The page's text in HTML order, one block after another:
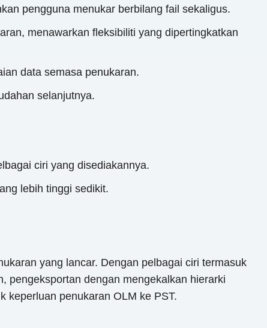
pengguna menukar berbilang fail sekaligus.
menawarkan fleksibiliti yang dipertingkatkan
data semasa penukaran.
selanjutnya.
ciri yang disediakannya.
lebih tinggi sedikit.
yang lancar. Dengan pelbagai ciri termasuk
pengeksportan dengan mengekalkan hierarki
keperluan penukaran OLM ke PST.